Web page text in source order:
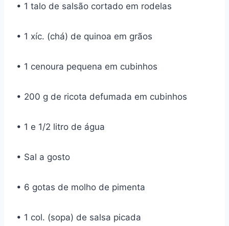
• 1 talo de salsão cortado em rodelas
• 1 xíc. (chá) de quinoa em grãos
• 1 cenoura pequena em cubinhos
• 200 g de ricota defumada em cubinhos
• 1 e 1/2 litro de água
• Sal a gosto
• 6 gotas de molho de pimenta
• 1 col. (sopa) de salsa picada